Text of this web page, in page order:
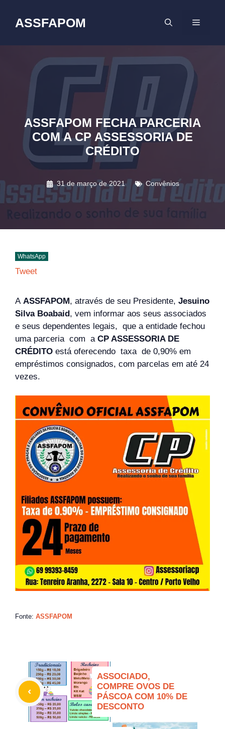
conteúdo
ASSFAPOM MENU
ASSFAPOM FECHA PARCERIA
COM A CP ASSESSORIA DE
CRÉDITO
31 de março de 2021 Convênios
WhatsApp
Tweet
A ASSFAPOM, através de seu Presidente, Jesuino
Silva Boabaid, vem informar aos seus associados
e seus dependentes legais, que a entidade fechou
uma parceria com a CP ASSESSORIA DE
CRÉDITO está oferecendo taxa de 0,90% em
empréstimos consignados, com parcelas em até 24
vezes.
Fonte: ASSFAPOM
ASSOCIADO,
COMPRE OVOS DE
PÁSCOA COM 10% DE
DESCONTO